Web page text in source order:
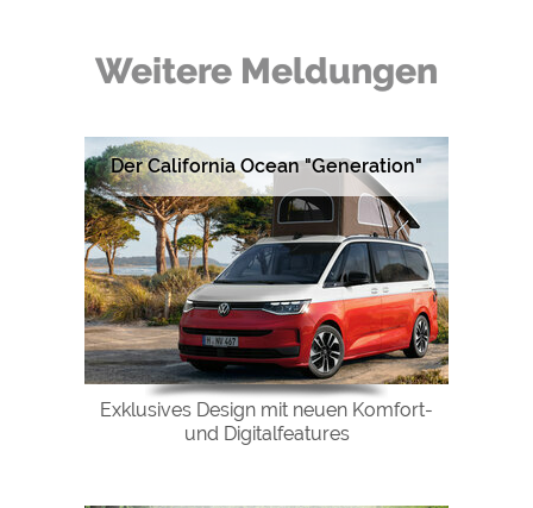
Weitere Meldungen
Der California Ocean "Generation"
Exklusives Design mit neuen Komfort-
und Digitalfeatures